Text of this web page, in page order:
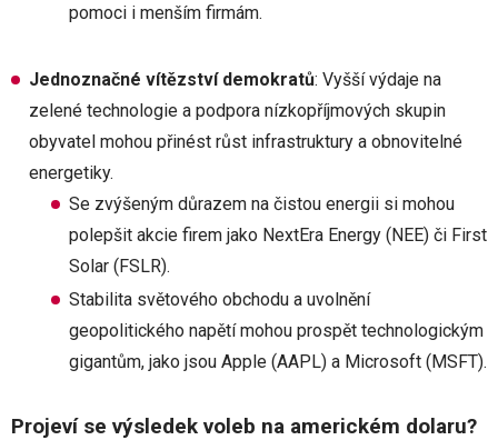
pomoci i menším firmám.
Jednoznačné vítězství demokratů: Vyšší výdaje na
zelené technologie a podpora nízkopříjmových skupin
obyvatel mohou přinést růst infrastruktury a obnovitelné
energetiky.
Se zvýšeným důrazem na čistou energii si mohou
polepšit akcie firem jako NextEra Energy (NEE) či First
Solar (FSLR).
Stabilita světového obchodu a uvolnění
geopolitického napětí mohou prospět technologickým
gigantům, jako jsou Apple (AAPL) a Microsoft (MSFT).
Projeví se výsledek voleb na americkém dolaru?